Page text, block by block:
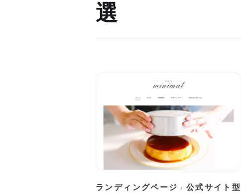
選
ランディングページ / 公式サイト型